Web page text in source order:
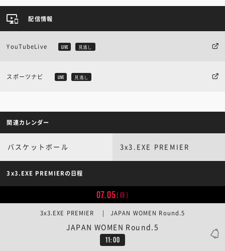
配信情報
YouTubeLive LIVE 見逃し
スポーツナビ LIVE 見逃し
関連カレンダー
バスケットボール 3x3.EXE PREMIER
3x3.EXE PREMIERの日程
07.05[日]
11:00
JAPAN WOMEN Round.5
3x3.EXE PREMIER | JAPAN WOMEN Round.5